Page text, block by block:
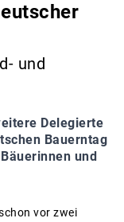
und
Delegierte
Bauerntag
und
vor zwei